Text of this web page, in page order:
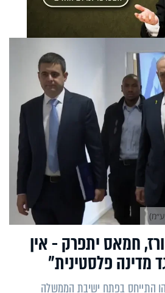
חמאס יתפרק - אין
מדינה פלסטינית״
התייחס בפתח ישיבת הממשלה